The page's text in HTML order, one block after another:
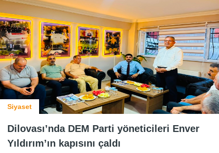
Siyaset
Dilovası’nda DEM Parti yöneticileri Enver
Yıldırım’ın kapısını çaldı